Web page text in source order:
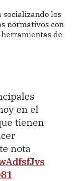
socializando los
normativos con
de
en el
tienen
nota